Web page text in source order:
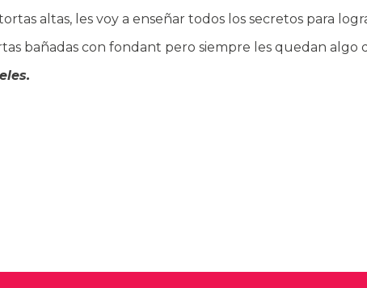
altas, les voy a enseñar todos los secretos para
bañadas con fondant pero siempre les quedan algo